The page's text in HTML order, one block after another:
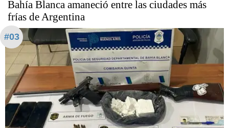
Bahía Blanca amaneció entre las ciudades más
frías de Argentina
#03